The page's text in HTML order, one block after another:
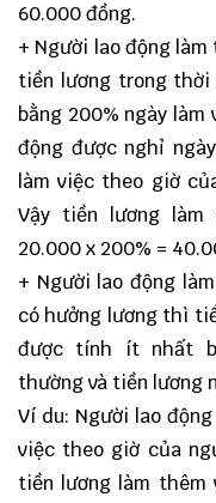
60.000 đồng.
+ Người lao động
tiền lương trong
bằng 200% ngày
động được nghỉ
làm việc theo giờ
Vậy tiền lương làm
20.000 x 200% =
+ Người lao động
có hưởng lương thì
được tính ít nhất
thường và tiền lương
Ví du: Người lao
việc theo giờ của
tiền lương làm thêm